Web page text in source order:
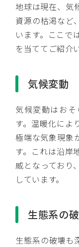
地球は現在、気
資源の枯渇など
います。ここで
を当ててご紹介
気候変動
気候変動はお
す。温暖化によ
極端な気象現象
す。これは沿岸
威となっており
しています。
生態系の
生態系の破壊も